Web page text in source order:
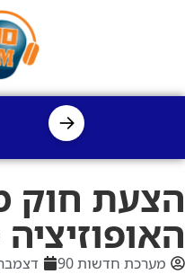
→
הצעת חוק
מערכת חדשות 90 דצמבר 17,